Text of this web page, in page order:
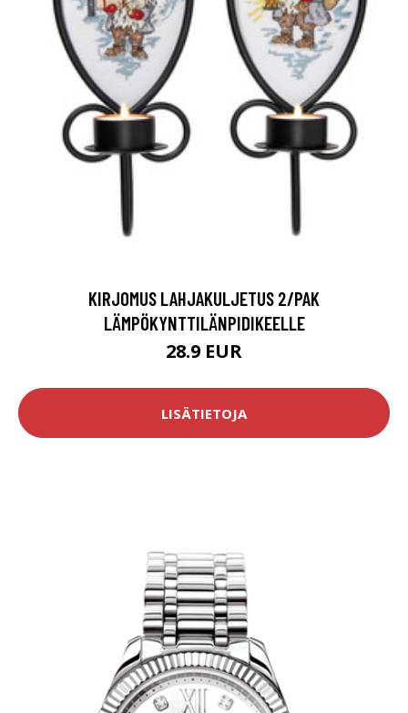
KIRJOMUS LAHJAKULJETUS 2/PAK
LÄMPÖKYNTTILÄNPIDIKEELLE
28.9 EUR
LISÄTIETOJA